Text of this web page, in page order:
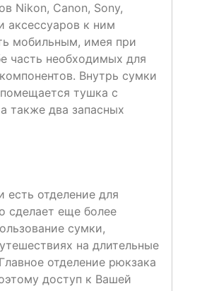
Nikon, Canon, Sony,
аксессуаров к ним
мобильным, имея при
часть необходимых для
Внутрь сумки
тушка с
также два запасных
есть отделение для
сделает еще более
сумки,
на длительные
отделение рюкзака
доступ к Вашей